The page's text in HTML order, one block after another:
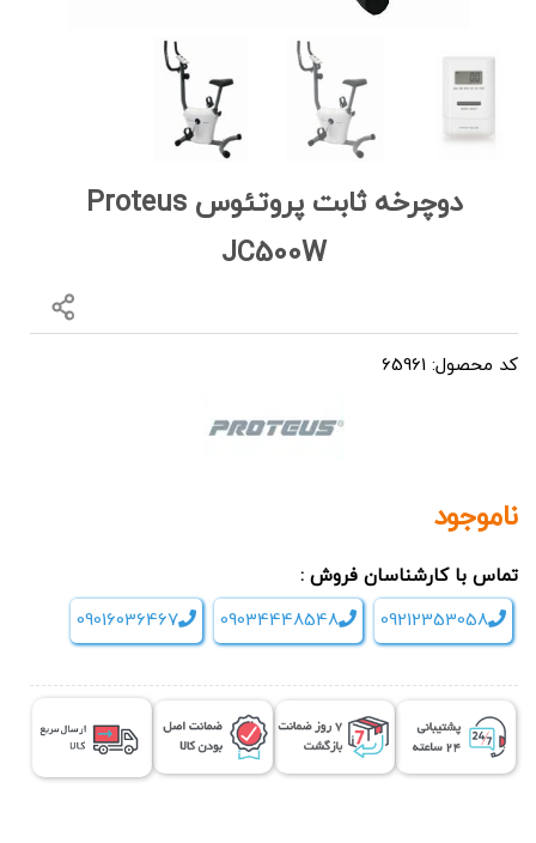
دوچرخه ثابت پروتئوس Proteus
JC500W
کد محصول: 65961
ناموجود
تماس با کارشناسان فروش :
09212353058
09034448548
09016036467